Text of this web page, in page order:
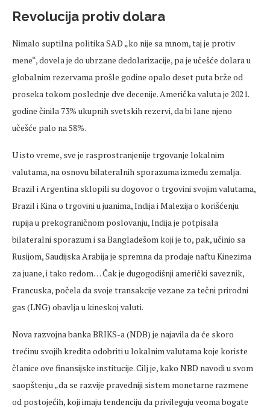
Revolucija protiv dolara
Nimalo suptilna politika SAD „ko nije sa mnom, taj je protiv
mene“, dovela je do ubrzane dedolarizacije, pa je učešće dolara u
globalnim rezervama prošle godine opalo deset puta brže od
proseka tokom poslednje dve decenije. Američka valuta je 2021.
godine činila 73% ukupnih svetskih rezervi, da bi lane njeno
učešće palo na 58%.
U isto vreme, sve je rasprostranjenije trgovanje lokalnim
valutama, na osnovu bilateralnih sporazuma između zemalja.
Brazil i Argentina sklopili su dogovor o trgovini svojim valutama,
Brazil i Kina o trgovini u juanima, Indija i Malezija o korišćenju
rupija u prekograničnom poslovanju, Indija je potpisala
bilateralni sporazum i sa Bangladešom koji je to, pak, učinio sa
Rusijom, Saudijska Arabija je spremna da prodaje naftu Kinezima
za juane, i tako redom… Čak je dugogodišnji američki saveznik,
Francuska, počela da svoje transakcije vezane za tečni prirodni
gas (LNG) obavlja u kineskoj valuti.
Nova razvojna banka BRIKS-a (NDB) je najavila da će skoro
trećinu svojih kredita odobriti u lokalnim valutama koje koriste
članice ove finansijske institucije. Cilj je, kako NBD navodi u svom
saopštenju „da se razvije pravedniji sistem monetarne razmene
od postojećih, koji imaju tendenciju da privileguju veoma bogate